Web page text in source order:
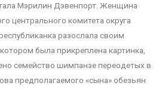
Мэрилин Дэвенпорт. Женщина
центрального комитета округа
разослала своим
была прикреплена картинка,
семейство шимпанзе переодетых в
предполагаемого «сына» обезьян